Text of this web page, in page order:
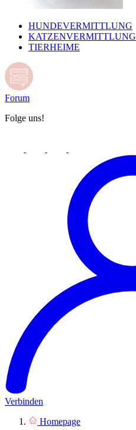
HUNDEVERMITTLUNG
KATZENVERMITTLUNG
TIERHEIME
Forum
Folge uns!
Verbinden
Homepage